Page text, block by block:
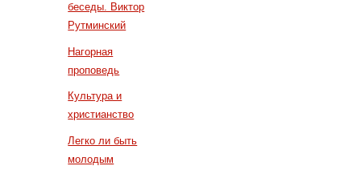
беседы. Виктор
Рутминский
Нагорная
проповедь
Культура и
христианство
Легко ли быть
молодым